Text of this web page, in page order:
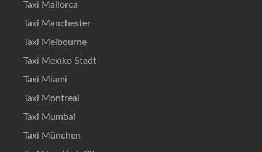
Taxi Mallorca
Taxi Manchester
Taxi Melbourne
Taxi Mexiko Stadt
Taxi Miami
Taxi Montreal
Taxi Mumbai
Taxi München